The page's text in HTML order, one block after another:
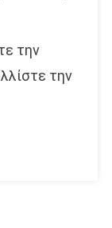
την
την